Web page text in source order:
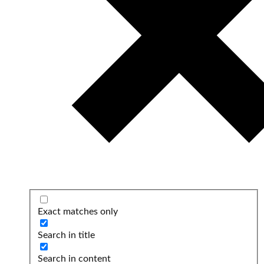
Exact matches only
Search in title
Search in content